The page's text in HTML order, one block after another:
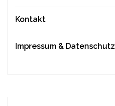
Kontakt
Impressum & Datenschutz